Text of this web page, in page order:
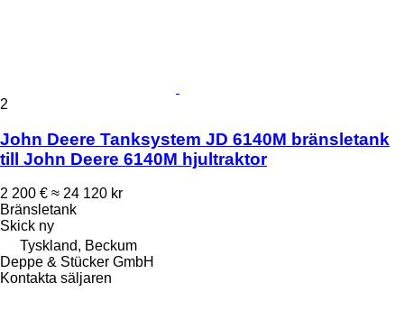
2
John Deere Tanksystem JD 6140M bränsletank
till John Deere 6140M hjultraktor
2 200 € ≈ 24 120 kr
Bränsletank
Skick ny
Tyskland, Beckum
Deppe & Stücker GmbH
Kontakta säljaren